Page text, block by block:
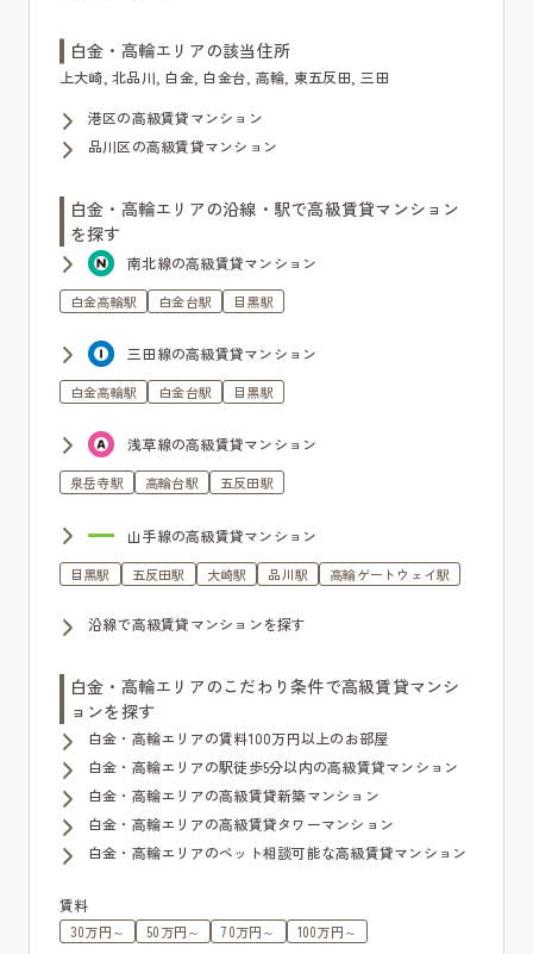
白金・高輪エリアの該当住所
上大崎, 北品川, 白金, 白金台, 高輪, 東五反田, 三田
港区の高級賃貸マンション
品川区の高級賃貸マンション
白金・高輪エリアの沿線・駅で高級賃貸マンション
を探す
南北線の高級賃貸マンション
白金高輪駅 白金台駅 目黒駅
三田線の高級賃貸マンション
白金高輪駅 白金台駅 目黒駅
浅草線の高級賃貸マンション
泉岳寺駅 高輪台駅 五反田駅
山手線の高級賃貸マンション
目黒駅 五反田駅 大崎駅 品川駅 高輪ゲートウェイ駅
沿線で高級賃貸マンションを探す
白金・高輪エリアのこだわり条件で高級賃貸マンシ
ョンを探す
白金・高輪エリアの賃料100万円以上のお部屋
白金・高輪エリアの駅徒歩5分以内の高級賃貸マンション
白金・高輪エリアの高級賃貸新築マンション
白金・高輪エリアの高級賃貸タワーマンション
白金・高輪エリアのペット相談可能な高級賃貸マンション
賃料
30万円～ 50万円～ 70万円～
100万円～